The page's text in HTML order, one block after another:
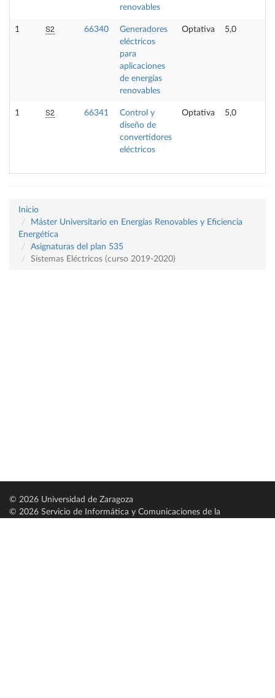
renovables
1 S2 66340
Generadores
eléctricos
para
aplicaciones
de energías
renovables
Optativa 5,0
1 S2 66341
Control y
diseño de
convertidores
eléctricos
Optativa 5,0
Inicio
Máster Universitario en Energías Renovables y Eficiencia
Energética
Asignaturas del plan 535
Sistemas Eléctricos (curso 2019-2020)
© 2026 Universidad de Zaragoza
© 2026 Servicio de Informática y Comunicaciones de la